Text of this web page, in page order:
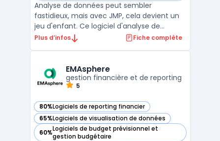
Analyse de données peut sembler
fastidieux, mais avec JMP, cela devient un
jeu d'enfant. Ce logiciel d'analyse de
données dynamique facilite la prise en
avancées et de visualisation des données
pour aider à identifier rapid ...
Plus d’infos Fiche complète
EMAsphere
gestion financière et de reporting
5
80%Logiciels de reporting financier
— voir EMAsphere dans cette catégorie
65%Logiciels de visualisation de données
— voir EMAsphere dans cette catégorie
60%Logiciels de budget prévisionnel et
gestion budgétaire
— voir EMAsphere dans cette catégorie